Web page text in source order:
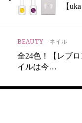
【
BEAUTY ネイル
全24色！【レブ
イルは今…